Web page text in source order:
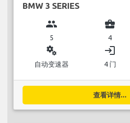
BMW 3 SERIES
group
5
business_center
4
miscellaneous_services
自动变速器
login
4 门
查看详情...